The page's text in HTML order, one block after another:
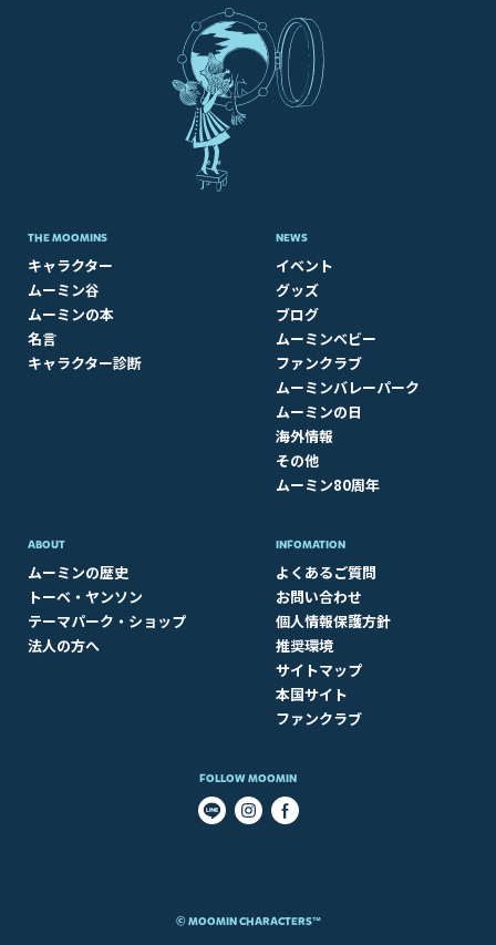
THE MOOMINS
キャラクター
ムーミン谷
ムーミンの本
名言
キャラクター診断
NEWS
イベント
グッズ
ブログ
ムーミンベビー
ファンクラブ
ムーミンバレーパーク
ムーミンの日
海外情報
その他
ムーミン80周年
ABOUT​
ムーミンの歴史
トーベ・ヤンソン
テーマパーク・ショップ
法人の方へ
INFOMATION
よくあるご質問
お問い合わせ
個人情報保護方針
推奨環境
サイトマップ
本国サイト
ファンクラブ
FOLLOW MOOMIN
© MOOMIN CHARACTERS™​